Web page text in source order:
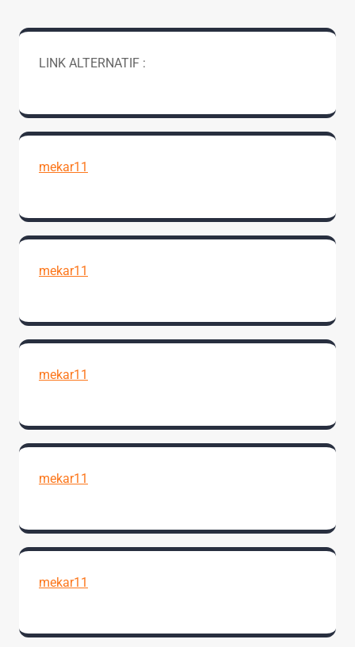
LINK ALTERNATIF :
mekar11
mekar11
mekar11
mekar11
mekar11